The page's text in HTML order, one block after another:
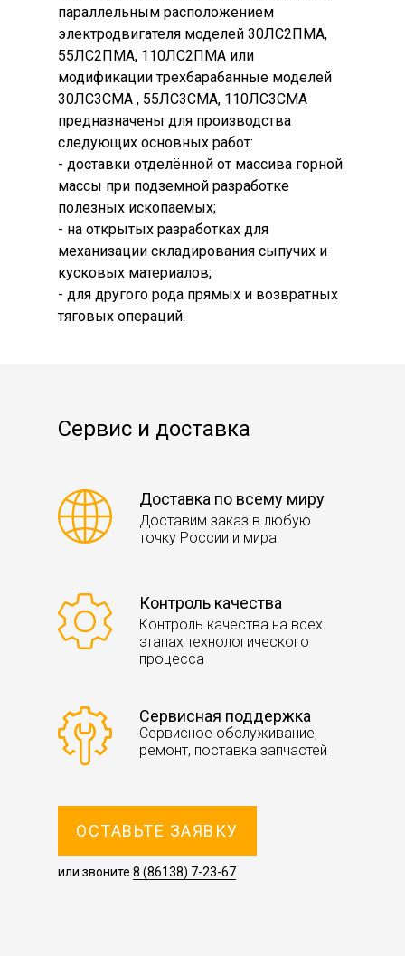
параллельным расположением
электродвигателя моделей 30ЛС2ПМА,
55ЛС2ПМА, 110ЛС2ПМА или
модификации трехбарабанные моделей
30ЛС3СМА , 55ЛС3СМА, 110ЛС3СМА
предназначены для производства
следующих основных работ:
- доставки отделённой от массива горной
массы при подземной разработке
полезных ископаемых;
- на открытых разработках для
механизации складирования сыпучих и
кусковых материалов;
- для другого рода прямых и возвратных
тяговых операций.
Сервис и доставка
Доставка по всему миру
Контроль качества
Сервисная поддержка
Доставим заказ в любую
точку России и мира
Контроль качества на всех
этапах технологического
процесса
Сервисное обслуживание,
ремонт, поставка запчастей
ОСТАВЬТЕ ЗАЯВКУ
или звоните 8 (86138) 7-23-67